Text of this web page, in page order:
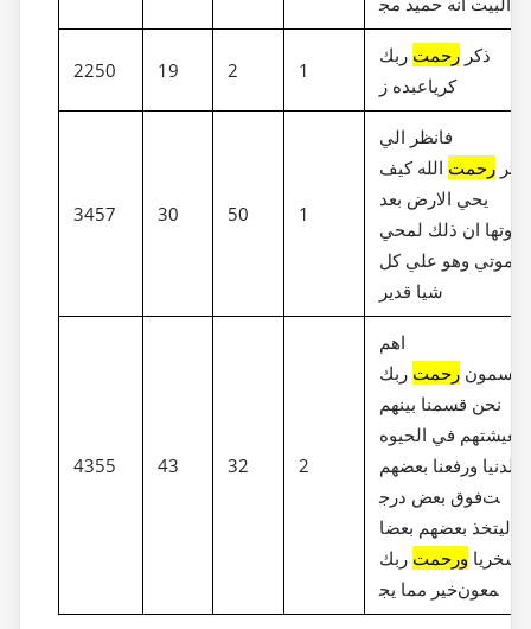
2250 19 2 1
ذكر رحمت ربك
عبده ز‎كريا
3457 30 50 1
فانظر الي
ااثر رحمت الله كيف
يحي الارض بعد
موتها ان ذلك لمحي
الموتي وهو علي كل
شيا قدير
4355 43 32 2
اهم
يقسمون رحمت ربك
نحن قسمنا بينهم
معيشتهم في الحيوه
الدنيا ورفعنا بعضهم
فوق بعض درج‎ت
ليتخذ بعضهم بعضا
سخريا ورحمت ربك
خير مما يج‎معون